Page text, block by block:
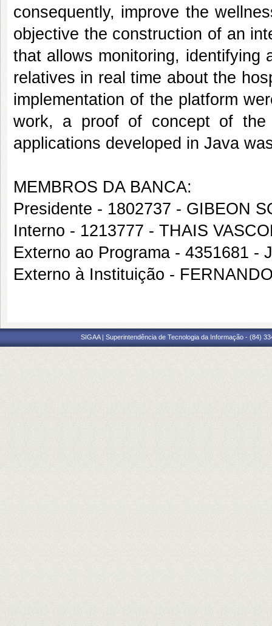
consequently, improve the
objective the construction of an
that allows monitoring, identifying
relatives in real time about the
implementation of the platform
work, a proof of concept of the
applications developed in Java
MEMBROS DA BANCA:
Presidente - 1802737 - GIBEON
Interno - 1213777 - THAIS
Externo ao Programa - 4351681 -
Externo à Instituição -
SIGAA | Superintendência de Tecnologia da Informação - (84)